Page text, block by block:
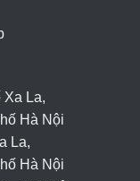
Xa La,
Hà Nội
La,
Hà Nội